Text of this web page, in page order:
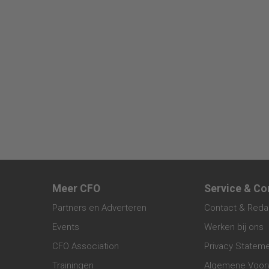
Meer CFO
Partners en Adverteren
Events
CFO Association
Trainingen
Service &
Contact &
Werken bij ons
Privacy
Algemene